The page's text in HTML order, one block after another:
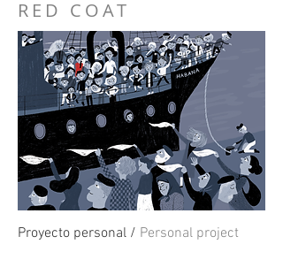
RED COAT
Proyecto personal / Personal project